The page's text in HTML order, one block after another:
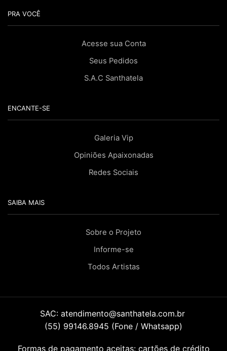
PRA VOCÊ
Acesse sua Conta
Seus Pedidos
S.A.C Santhatela
ENCANTE-SE
Galeria Vip
Opiniões Apaixonadas
Redes Sociais
SAIBA MAIS
Sobre o Projeto
Informe-se
Todos Artistas
SAC: atendimento@santhatela.com.br
(55) 99146.8945 (Fone / Whatsapp)
Formas de pagamento aceitas: cartões de crédito